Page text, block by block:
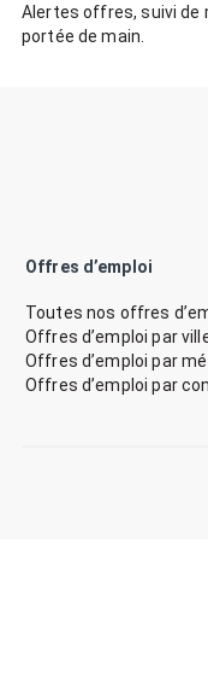
Alertes offres, suivi de
portée de main.
Offres d’emploi
Toutes nos offres
Offres d’emploi par
Offres d’emploi par
Offres d’emploi par